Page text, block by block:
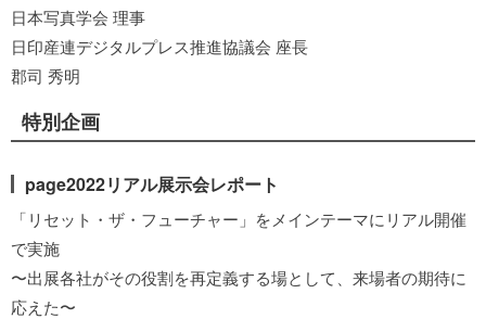
日本写真学会 理事
日印産連デジタルプレス推進協議会 座長
郡司 秀明
特別企画
page2022リアル展示会レポート
「リセット・ザ・フューチャー」をメインテーマにリアル開催
で実施
〜出展各社がその役割を再定義する場として、来場者の期待に
応えた〜